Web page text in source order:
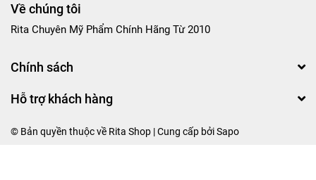
Về chúng tôi
Rita Chuyên Mỹ Phẩm Chính Hãng Từ 2010
Chính sách
Hỗ trợ khách hàng
© Bản quyền thuộc về Rita Shop | Cung cấp bởiSapo